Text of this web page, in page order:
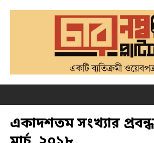
একাদশতম সংখ্যার